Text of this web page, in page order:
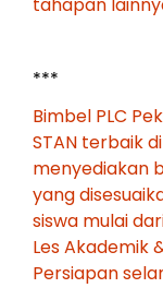
tahapan
***
Bimbel PLC
STAN terbaik
menyediakan
yang
siswa mulai
Les Akademik
Persiapan